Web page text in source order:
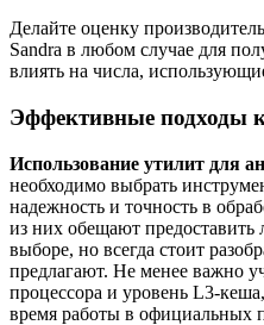
Делайте оценку
Sandra в любом случае для
влиять на числа,
Эффективные подходы
Использование утилит для
необходимо выбрать
надежность и точность в
из них обещают
выборе, но всегда стоит
предлагают. Не менее важно
процессора и уровень L3-
время работы в официальных